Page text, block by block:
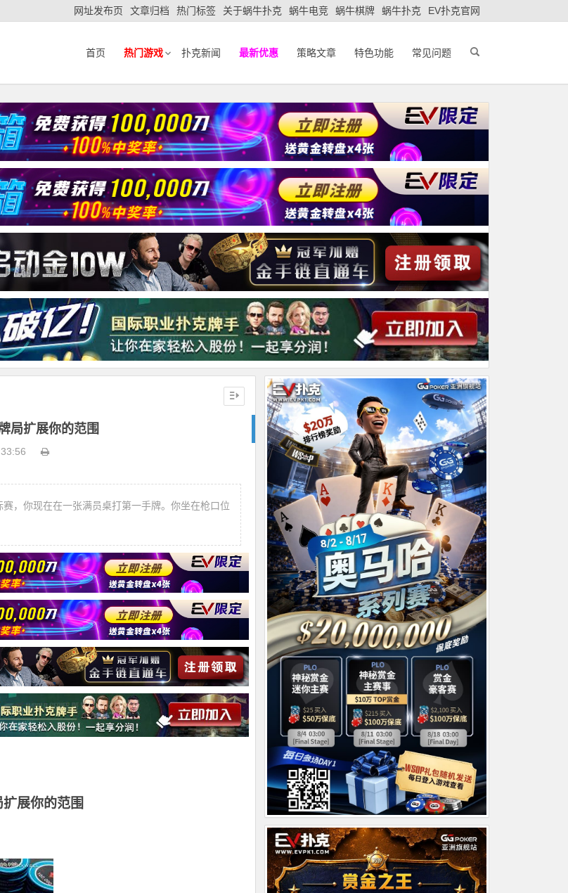
网址发布页 文章归档 热门标签 关于蜗牛扑克 蜗牛电竞 蜗牛棋牌 蜗牛扑克 EV扑克官网
首页 热门游戏 扑克新闻 最新优惠 策略文章 特色功能 常见问题
局扩展你的范围
你现在在一张满员桌打第一手牌。你坐在枪口位
展你的范围